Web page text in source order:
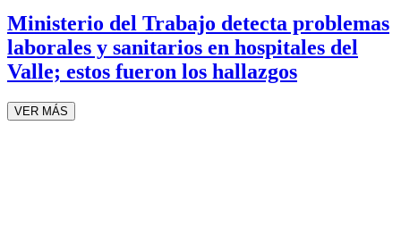
Ministerio del Trabajo detecta problemas
laborales y sanitarios en hospitales del
Valle; estos fueron los hallazgos
VER MÁS